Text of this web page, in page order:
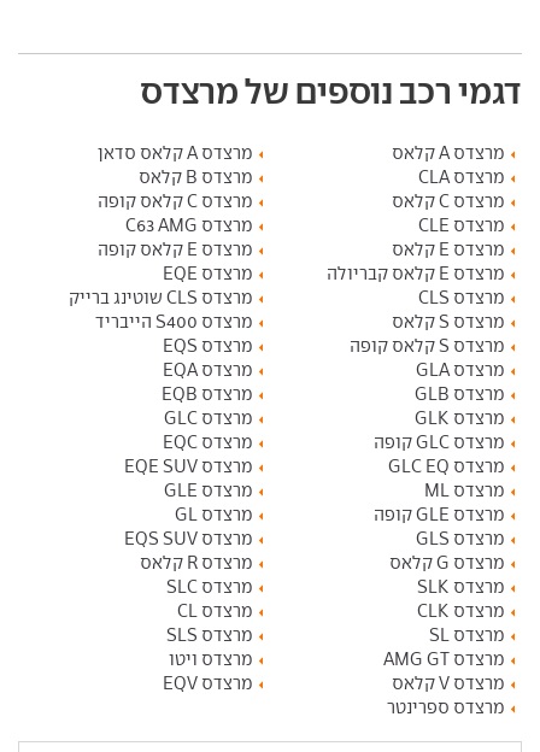
דגמי רכב נוספים של מרצדס
מרצדס A קלאס
מרצדס A קלאס סדאן
מרצדס CLA
מרצדס B קלאס
מרצדס C קלאס
מרצדס C קלאס קופה
מרצדס CLE
מרצדס C63 AMG
מרצדס E קלאס
מרצדס E קלאס קופה
מרצדס E קלאס קבריולה
מרצדס EQE
מרצדס CLS
מרצדס CLS שוטינג ברייק
מרצדס S קלאס
מרצדס S400 הייבריד
מרצדס S קלאס קופה
מרצדס EQS
מרצדס GLA
מרצדס EQA
מרצדס GLB
מרצדס EQB
מרצדס GLK
מרצדס GLC
מרצדס GLC קופה
מרצדס EQC
מרצדס GLC EQ
מרצדס EQE SUV
מרצדס ML
מרצדס GLE
מרצדס GLE קופה
מרצדס GL
מרצדס GLS
מרצדס EQS SUV
מרצדס G קלאס
מרצדס R קלאס
מרצדס SLK
מרצדס SLC
מרצדס CLK
מרצדס CL
מרצדס SL
מרצדס SLS
מרצדס AMG GT
מרצדס ויטו
מרצדס V קלאס
מרצדס EQV
מרצדס ספרינטר